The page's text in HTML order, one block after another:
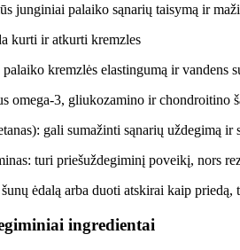
junginiai palaiko sąnarių taisymą ir
kurti ir atkurti kremzles
kremzlės elastingumą ir vandens
omega-3, gliukozamino ir chondroitino
gali sumažinti sąnarių uždegimą ir
turi priešuždegiminį poveikį, nors
ėdalą arba duoti atskirai kaip
ingredientai